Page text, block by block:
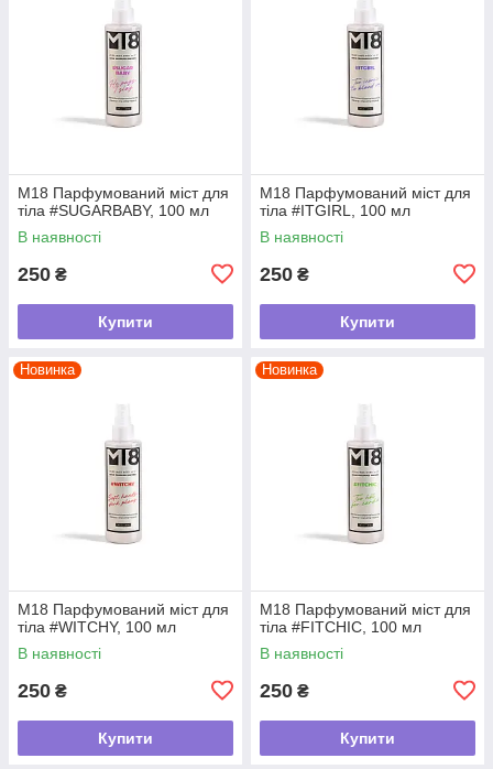
М18 Парфумований міст для
тіла #SUGARBABY, 100 мл
В наявності
250 ₴
Купити
М18 Парфумований міст для
тіла #ITGIRL, 100 мл
В наявності
250 ₴
Купити
Новинка
М18 Парфумований міст для
тіла #WITCHY, 100 мл
В наявності
250 ₴
Купити
Новинка
М18 Парфумований міст для
тіла #FITCHIC, 100 мл
В наявності
250 ₴
Купити